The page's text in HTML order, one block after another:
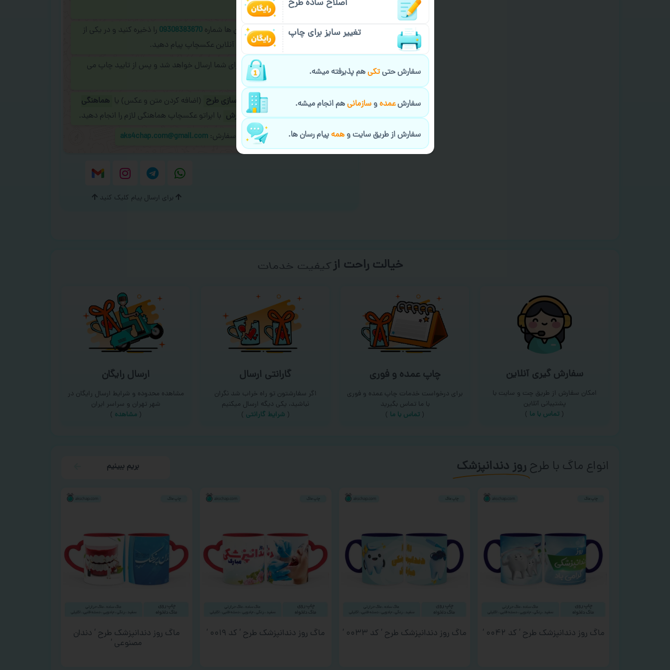
فرمایید.
برای ارسال پیام در پیام رسان ها شماره 09308383670 را ذخیره کنید و در یکی از
پیام رسان های زیر به اپراتور آنلاین عکسچاپ پیام دهید.
طراحی نهایی قبل از چاپ برای شما ارسال خواهد شد و پس از تایید چاپ می
در صورت نیاز به سفارشی سازی طرح (اضافه کردن متن و عکس) یا هماهنگی
ارسال و یا کادو کردن سفارش با اپراتو عکسچاپ هماهنگی لازم را انجام دهید.
ایمیل جهت ثبت یا پیگیری سفارش: aks4chap.com@gmail.com
برای ارسال پیام کلیک کنید
خیالت راحت ازسفارش گیری
سفارش گیری آنلاین
امکان سفارش از طریق چت و سایت با
پشتیبانی آنلاین
( تماس با ما‌ )
چاپ عمده و فوری
برای درخواست خدمات چاپ عمده و فوری
با ما تماس بگیرید
( تماس با ما )
گارانتی ارسال
اگر سفارشتون تو راه خراب شد نگران
نباشید، یکی دیگه ارسال میکنیم
( شرایط گارانتی )
ارسال رایگان
مشاهده محدوده و شرایط ارسال رایگان در
شهر تهران و سراسر ایران
(مشاهده )
انواع ماگ با طرحروز دندانپزشک بریم ببینیم
ماگ روز دندانپزشک طرح ‘ کد ۰۰۴۲ ‘ ماگ روز دندانپزشک طرح ‘ کد ۰۰۳۳ ‘ ماگ روز دندانپزشک طرح ‘ کد ۰۰۱۹ ‘ ماگ روز دندانپزشک طرح ‘ دندان
مصنوعی ‘
اصلاح ساده طرح
تغییر سایز برای چاپ
سفارش حتیتکیهم پذیرفته میشه.
سفارشعمدهوسازمانیهم انجام میشه.
سفارش از طریق سایت وهمهپیام رسان ها.